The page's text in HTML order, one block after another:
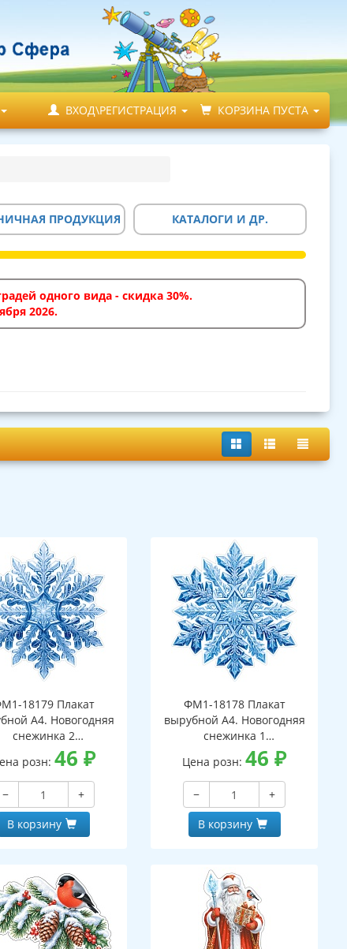
ВХОД\РЕГИСТРАЦИЯ КОРЗИНА ПУСТА
ПРОДУКЦИЯ КАТАЛОГИ И ДР.
одного вида - скидка 30%.
2026.
18179 Плакат
А4. Новогодняя
снежинка 2
ВД-лак)
розн:46₽
−
+
В корзину
ФМ1-18178 Плакат
вырубной А4. Новогодняя
снежинка 1
(двухсторонний, ВД-лак)
Цена розн:46₽
−
+
В корзину